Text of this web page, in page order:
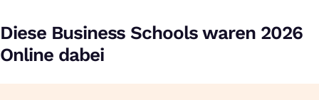
Diese Business Schools waren 2026
Online dabei